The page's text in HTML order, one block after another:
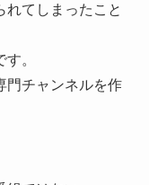
れてしまったこと
。
門チャンネルを作